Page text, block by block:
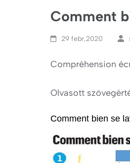
Comment
29 febr,2020
Compréhension
Olvasott